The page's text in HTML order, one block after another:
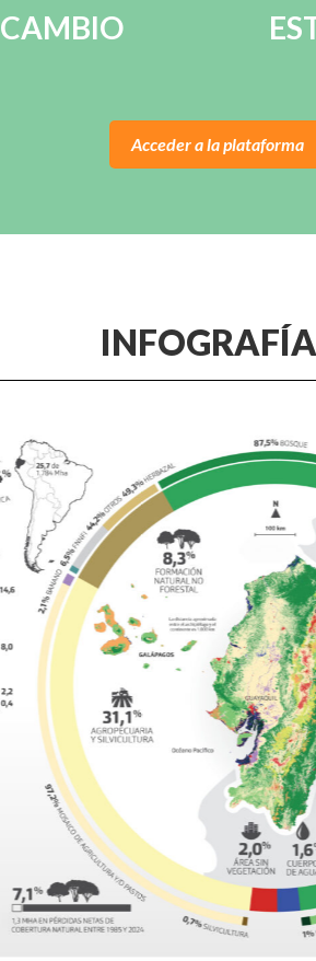
CAMBIO
Acceder a la plataforma